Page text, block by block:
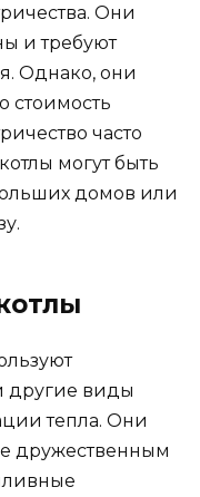
Они
и требуют
Однако, они
стоимость
часто
могут быть
домов или
другие виды
тепла. Они
дружественным